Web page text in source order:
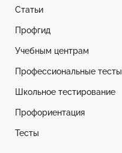
Статьи
Профгид
Учебным центрам
Профессиональные тесты
Школьное тестирование
Профориентация
Тесты